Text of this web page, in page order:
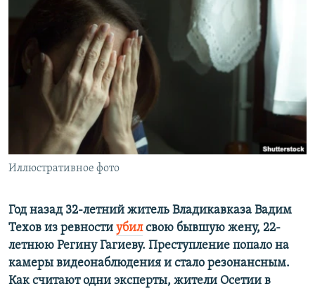
РАСПИСАНИЕ ВЕЩАНИЯ
ПОДПИШИТЕСЬ НА РАССЫЛКУ
СОЦИАЛЬНЫЕ СЕТИ
Иллюстративное фото
Год назад 32-летний житель Владикавказа Вадим
Техов из ревности убилсвою бывшую жену, 22-
летнюю Регину Гагиеву. Преступление попало на
камеры видеонаблюдения и стало резонансным.
Как считают одни эксперты, жители Осетии в